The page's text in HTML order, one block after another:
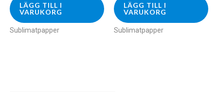
LÄGG TILL I
VARUKORG
Sublimatpapper
LÄGG TILL I
VARUKORG
Sublimatpapper